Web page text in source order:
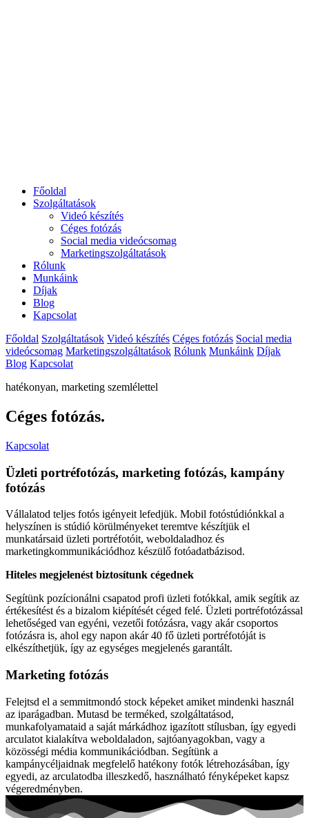
Főoldal
Szolgáltatások
Videó készítés
Céges fotózás
Social media videócsomag
Marketingszolgáltatások
Rólunk
Munkáink
Díjak
Blog
Kapcsolat
Főoldal Szolgáltatások Videó készítés Céges fotózás Social media
videócsomag Marketingszolgáltatások Rólunk Munkáink Díjak
Blog Kapcsolat
hatékonyan, marketing szemlélettel
Céges fotózás.
Kapcsolat
Üzleti portréfotózás, marketing fotózás, kampány
fotózás
Vállalatod teljes fotós igényeit lefedjük. Mobil fotóstúdiónkkal a
helyszínen is stúdió körülményeket teremtve készítjük el
munkatársaid üzleti portréfotóit, weboldaladhoz és
marketingkommunikációdhoz készülő fotóadatbázisod.
Hiteles megjelenést biztosítunk cégednek
Segítünk pozícionálni csapatod profi üzleti fotókkal, amik segítik az
értékesítést és a bizalom kiépítését céged felé. Üzleti portréfotózással
lehetőséged van egyéni, vezetői fotózásra, vagy akár csoportos
fotózásra is, ahol egy napon akár 40 fő üzleti portréfotóját is
elkészíthetjük, így az egységes megjelenés garantált.
Marketing fotózás
Felejtsd el a semmitmondó stock képeket amiket mindenki használ
az iparágadban. Mutasd be terméked, szolgáltatásod,
munkafolyamataid a saját márkádhoz igazított stílusban, így egyedi
arculatot kialakítva weboldaladon, sajtóanyagokban, vagy a
közösségi média kommunikációdban. Segítünk a
kampánycéljaidnak megfelelő hatékony fotók létrehozásában, így
egyedi, az arculatodba illeszkedő, használható fényképeket kapsz
végeredményben.